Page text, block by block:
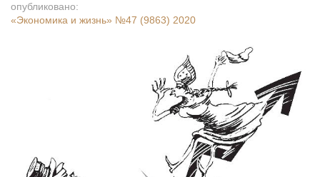
опубликовано:
«Экономика и жизнь» №47 (9863) 2020